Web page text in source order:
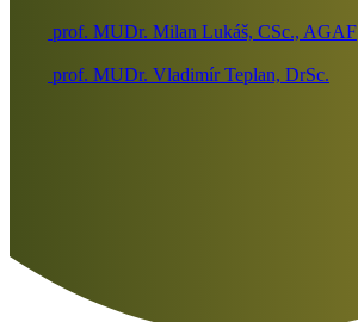
prof. MUDr. Milan Lukáš, CSc., AGAF
prof. MUDr. Vladimír Teplan, DrSc.